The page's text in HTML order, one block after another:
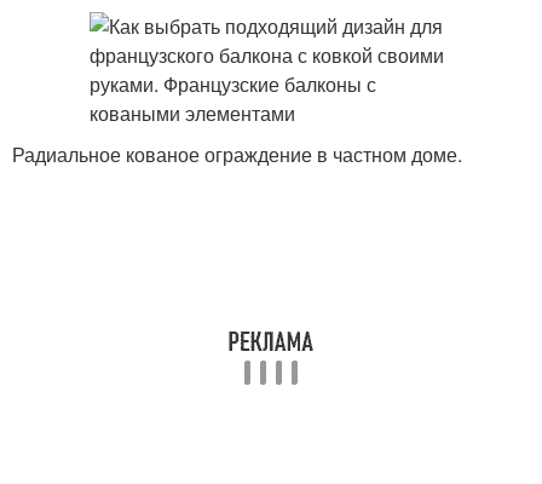
Радиальное кованое ограждение в частном доме.